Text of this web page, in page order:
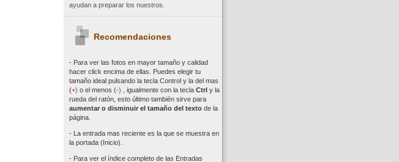
ayudan a preparar los nuestros.
Recomendaciones
- Para ver las fotos en mayor tamaño y calidad
hacer click encima de ellas. Puedes elegir tu
tamaño ideal pulsando la tecla Controly la del mas
(+) o el menos (-) igualmente con la tecla Ctrl y la
rueda del ratón, esto último también sirve para
aumentar o disminuir el tamaño del textode la
página.
- La entrada mas reciente es la que se muestra en
la portada (Inicio).
- Para ver el índice completo de las Entradas